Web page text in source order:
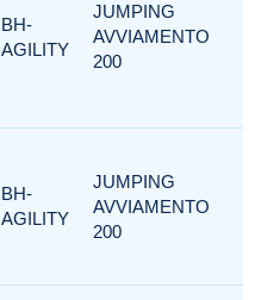
BH-
AGILITY
JUMPING
AVVIAMENTO
200
BH-
AGILITY
JUMPING
AVVIAMENTO
200